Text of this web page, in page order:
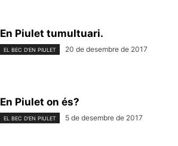
En Piulet tumultuari.
EL BEC D'EN PIULET 20 de desembre de 2017
En Piulet on és?
EL BEC D'EN PIULET 5 de desembre de 2017